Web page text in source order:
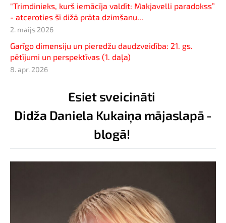
"Trimdinieks, kurš iemācīja valdīt: Makjavelli paradokss”
- atceroties šī dižā prāta dzimšanu...
2. maijs 2026
Garīgo dimensiju un pieredžu daudzveidība: 21. gs.
pētījumi un perspektīvas (1. daļa)
8. apr. 2026
Esiet sveicināti
Didža Daniela Kukaiņa mājaslapā -
blogā!